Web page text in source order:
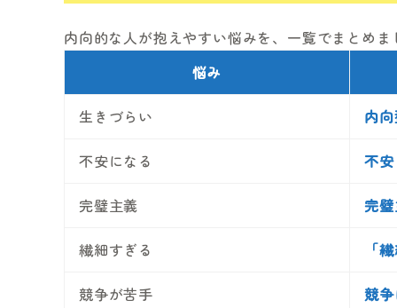
内向的な人が抱えやすい悩みを、一覧でまとめま
悩み
生きづらい 内
不安になる 不
完璧主義 完
繊細すぎる 「
競争が苦手 競